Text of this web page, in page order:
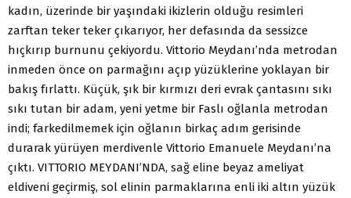
kadın, üzerinde bir yaşındaki ikizlerin olduğu resimleri
zarftan teker teker çıkarıyor, her defasında da sessizce
hıçkırıp burnunu çekiyordu. Vittorio Meydanı’nda metrodan
inmeden önce on parmağını açıp yüzüklerine yoklayan bir
bakış fırlattı. Küçük, şık bir kırmızı deri evrak çantasını sıkı
sıkı tutan bir adam, yeni yetme bir Faslı oğlanla metrodan
indi; farkedilmemek için oğlanın birkaç adım gerisinde
durarak yürüyen merdivenle Vittorio Emanuele Meydanı’na
çıktı. VITTORIO MEYDANI’NDA, sağ eline beyaz ameliyat
eldiveni geçirmiş, sol elinin parmaklarına enli iki altın yüzük